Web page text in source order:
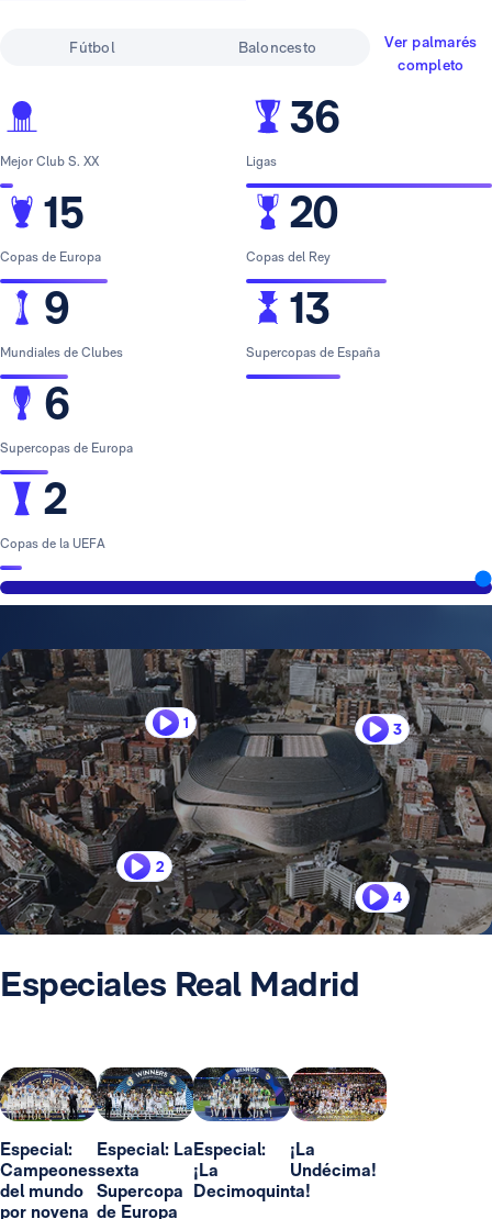
Fútbol Baloncesto
Ver palmarés
completo
Mejor Club S. XX
15
Copas de Europa
9
Mundiales de Clubes
6
Supercopas de Europa
2
Copas de la UEFA
36
Ligas
20
Copas del Rey
13
Supercopas de España
1
2
3
4
Especiales Real Madrid
Especial:
Campeones
del mundo
por novena
Especial: La
sexta
Supercopa
de Europa
Especial:
¡La
Decimoquinta!
¡La
Undécima!